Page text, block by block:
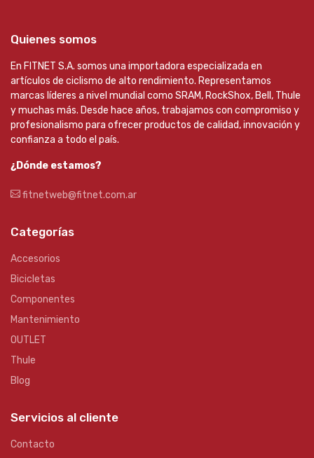
Quienes somos
En FITNET S.A. somos una importadora especializada en
artículos de ciclismo de alto rendimiento. Representamos
marcas líderes a nivel mundial como SRAM, RockShox, Bell, Thule
y muchas más. Desde hace años, trabajamos con compromiso y
profesionalismo para ofrecer productos de calidad, innovación y
confianza a todo el país.
¿Dónde estamos?
fitnetweb@fitnet.com.ar
Categorías
Accesorios
Bicicletas
Componentes
Mantenimiento
OUTLET
Thule
Blog
Servicios al cliente
Contacto